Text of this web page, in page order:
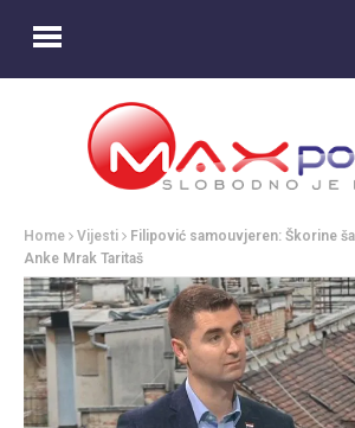
Home Vijesti
Filipović samouvjeren: Škorine
Anke Mrak Taritaš